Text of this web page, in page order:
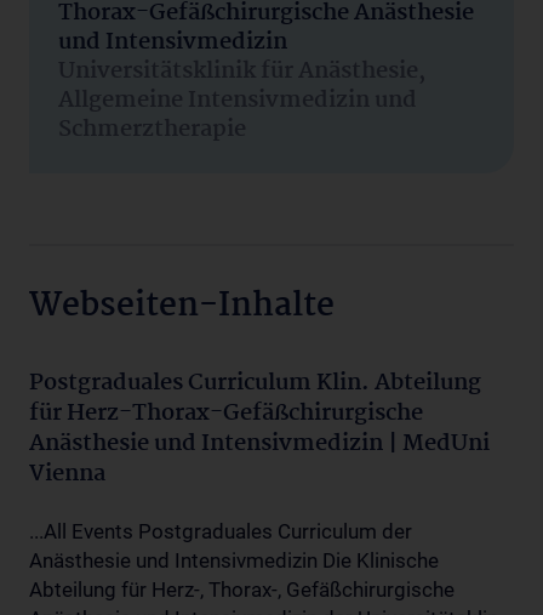
Thorax-Gefäßchirurgische Anästhesie
und Intensivmedizin
Universitätsklinik für Anästhesie,
Allgemeine Intensivmedizin und
Schmerztherapie
Webseiten-Inhalte
Postgraduales Curriculum Klin. Abteilung
für Herz-Thorax-Gefäßchirurgische
Anästhesie und Intensivmedizin | MedUni
Vienna
...All Events Postgraduales Curriculum der
Anästhesie und Intensivmedizin Die Klinische
Abteilung für Herz-, Thorax-, Gefäßchirurgische